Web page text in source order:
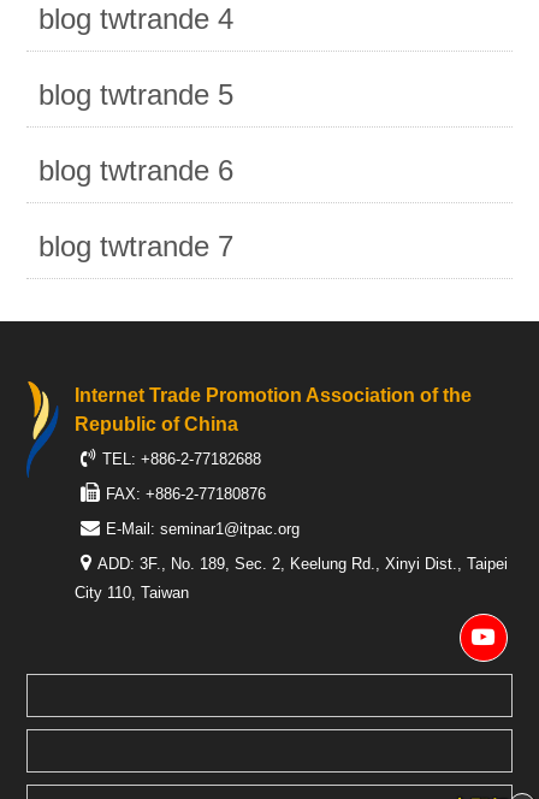
blog twtrande 4
blog twtrande 5
blog twtrande 6
blog twtrande 7
Internet Trade Promotion Association of the
Republic of China
TEL: +886-2-77182688
FAX: +886-2-77180876
E-Mail:seminar1@itpac.org
ADD: 3F., No. 189, Sec. 2, Keelung Rd., Xinyi Dist., Taipei
City 110, Taiwan